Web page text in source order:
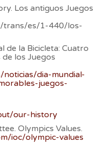
Los antiguos Juegos
trans/es/1-440/los-
de la Bicicleta: Cuatro
los Juegos
dia-mundial-
juegos-
our-history
Olympics Values.
ioc/olympic-values